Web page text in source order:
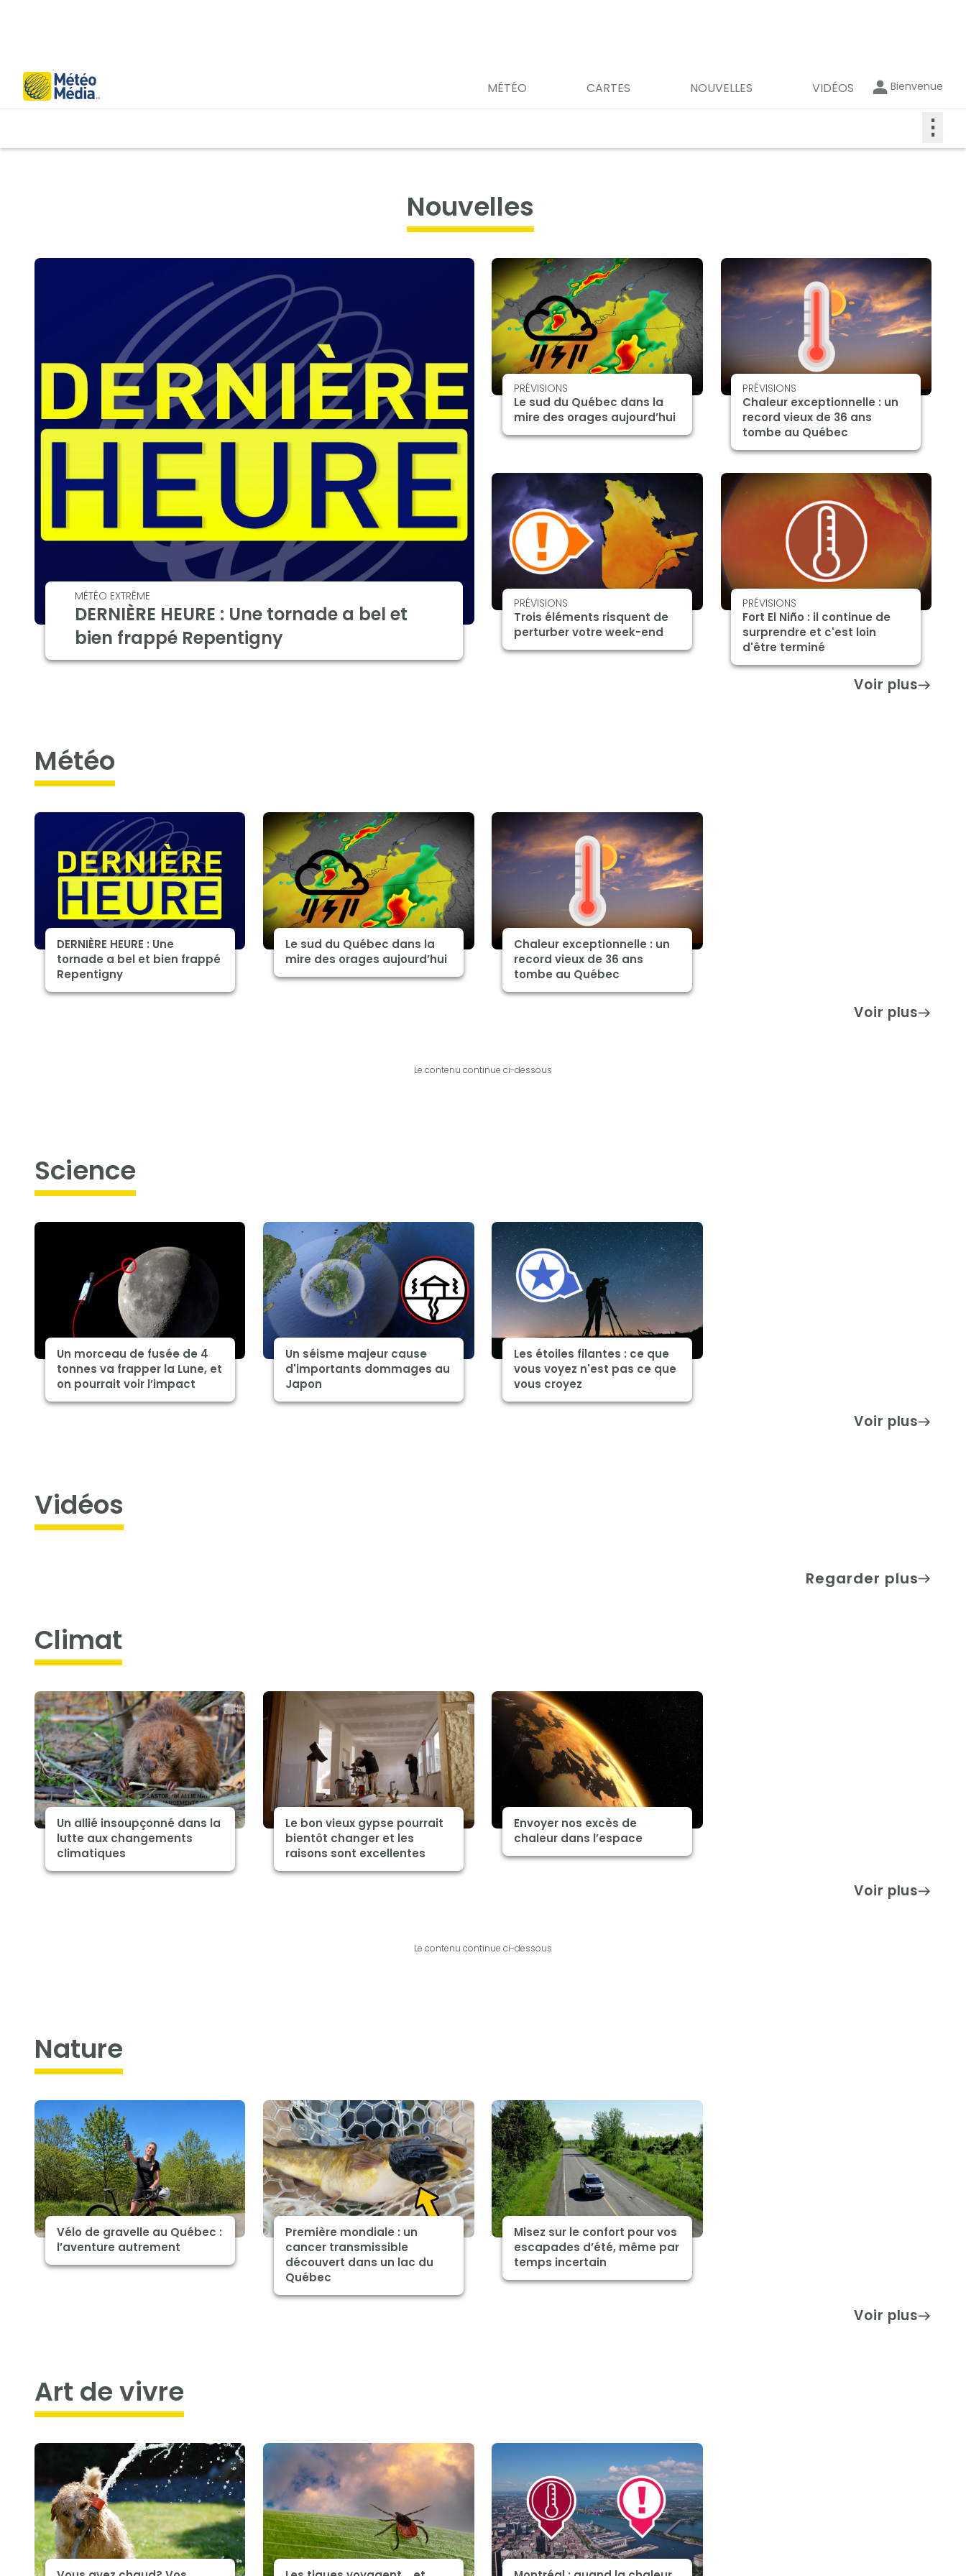
MÉTÉO CARTES NOUVELLES VIDÉOS Bienvenue
⋮
nouvelles
MÉTÉO EXTRÊME
DERNIÈRE HEURE : Une tornade a bel et
bien frappé Repentigny
PRÉVISIONS
Le sud du Québec dans la
mire des orages aujourd’hui
PRÉVISIONS
Chaleur exceptionnelle : un
record vieux de 36 ans
tombe au Québec
PRÉVISIONS
Trois éléments risquent de
perturber votre week-end
PRÉVISIONS
Fort El Niño : il continue de
surprendre et c'est loin
d'être terminé
Voir plus
météo
DERNIÈRE HEURE : Une
tornade a bel et bien frappé
Repentigny
Le sud du Québec dans la
mire des orages aujourd’hui
Chaleur exceptionnelle : un
record vieux de 36 ans
tombe au Québec
Voir plus
Le contenu continue ci-dessous
science
Un morceau de fusée de 4
tonnes va frapper la Lune, et
on pourrait voir l’impact
Un séisme majeur cause
d'importants dommages au
Japon
Les étoiles filantes : ce que
vous voyez n'est pas ce que
vous croyez
Voir plus
Vidéos
Regarder plus
climat
Un allié insoupçonné dans la
lutte aux changements
climatiques
Le bon vieux gypse pourrait
bientôt changer et les
raisons sont excellentes
Envoyer nos excès de
chaleur dans l’espace
Voir plus
Le contenu continue ci-dessous
nature
Vélo de gravelle au Québec :
l’aventure autrement
Première mondiale : un
cancer transmissible
découvert dans un lac du
Québec
Misez sur le confort pour vos
escapades d’été, même par
temps incertain
Voir plus
art de vivre